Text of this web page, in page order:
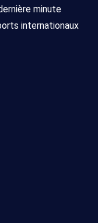
minute
internationaux